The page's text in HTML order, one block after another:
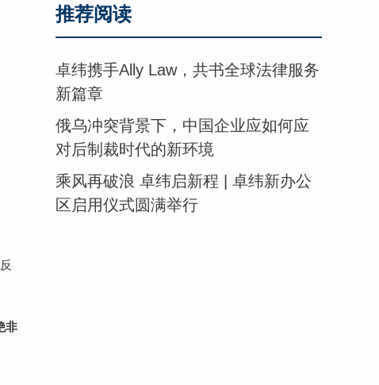
非
推荐阅读
卓纬携手Ally Law，共书全球法律服务
新篇章
俄乌冲突背景下，中国企业应如何应
对后制裁时代的新环境
乘风再破浪 卓纬启新程 | 卓纬新办公
区启用仪式圆满举行